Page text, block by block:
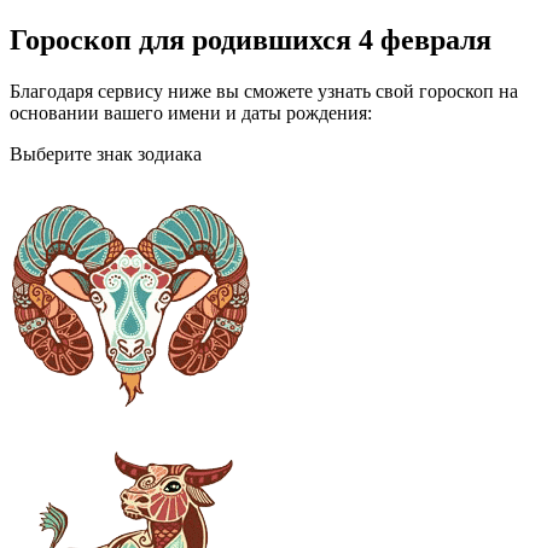
Гороскоп для родившихся 4 февраля
Благодаря сервису ниже вы сможете узнать свой гороскоп на
основании вашего имени и даты рождения:
Выберите знак зодиака